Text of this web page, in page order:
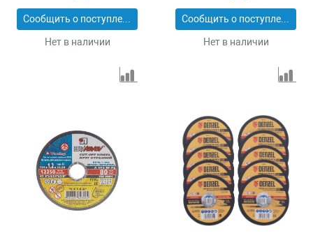
Сообщить о поступлении
Нет в наличии
Сообщить о поступлении
Нет в наличии